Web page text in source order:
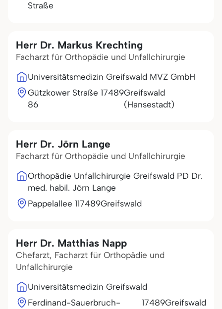
Straße
Herr Dr. Markus Krechting
Facharzt für Orthopädie und Unfallchirurgie
Universitätsmedizin Greifswald MVZ GmbH
Gützkower Straße
86
17489Greifswald
(Hansestadt)
Herr Dr. Jörn Lange
Facharzt für Orthopädie und Unfallchirurgie
Orthopädie Unfallchirurgie Greifswald PD Dr.
med. habil. Jörn Lange
Pappelallee 117489Greifswald
Herr Dr. Matthias Napp
Chefarzt, Facharzt für Orthopädie und
Unfallchirurgie
Universitätsmedizin Greifswald
Ferdinand-Sauerbruch-
17489Greifswald